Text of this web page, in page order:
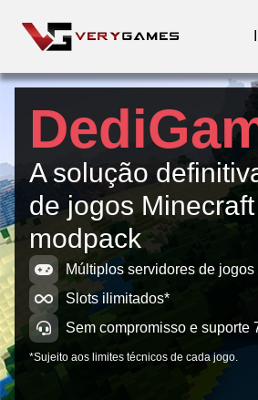
A solução
de jogos
modpack
Múltiplos servidores de
Slots ilimitados*
Sem compromisso e suporte
*Sujeito aos limites técnicos de cada jogo.